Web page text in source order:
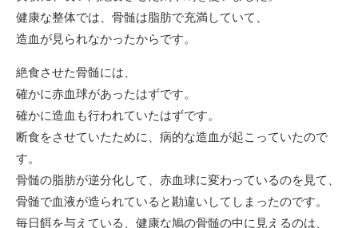
健康な整体では、骨髄は脂肪で充満していて、
造血が見られなかったからです。
絶食させた骨髄には、
確かに赤血球があったはずです。
確かに造血も行われていたはずです。
断食をさせていたために、病的な造血が起こっていたので
す。
骨髄の脂肪が逆分化して、赤血球に変わっているのを見て、
骨髄で血液が造られていると勘違いしてしまったのです。
毎日餌を与えている、健康な鳩の骨髄の中に見えるのは、